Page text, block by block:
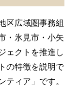
区広域圏事務組
・氷見市・小矢
ェクトを推進し
の特徴を説明で
ティア」です。